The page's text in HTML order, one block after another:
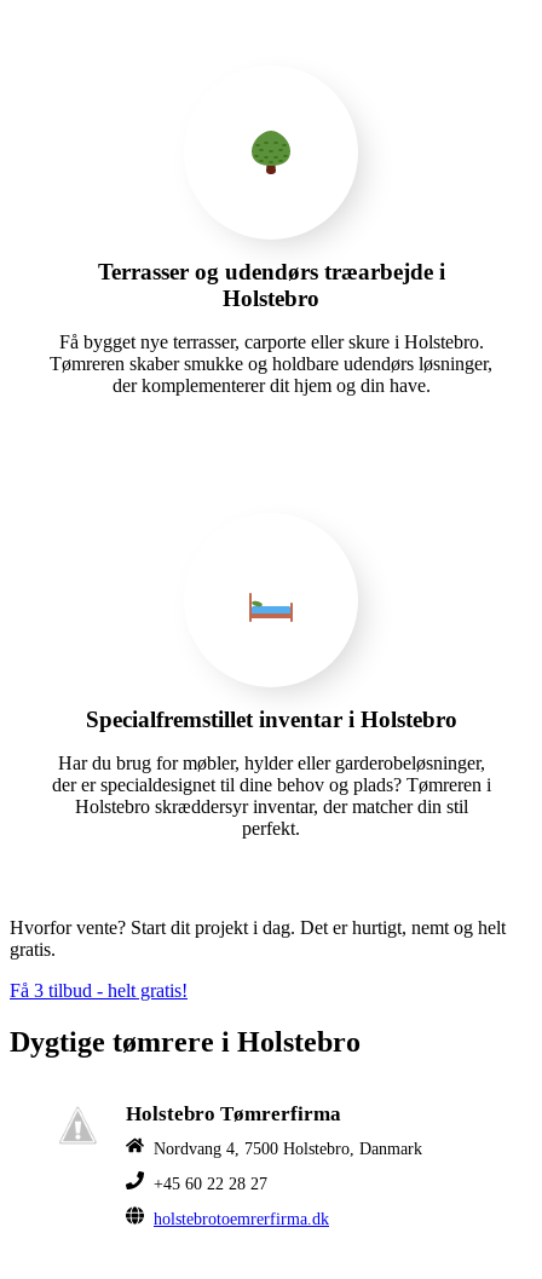
Terrasser og udendørs træarbejde i
Holstebro
Få bygget nye terrasser, carporte eller skure i Holstebro.
Tømreren skaber smukke og holdbare udendørs løsninger,
der komplementerer dit hjem og din have.
Specialfremstillet inventar i Holstebro
Har du brug for møbler, hylder eller garderobeløsninger,
der er specialdesignet til dine behov og plads? Tømreren i
Holstebro skræddersyr inventar, der matcher din stil
perfekt.
Hvorfor vente? Start dit projekt i dag. Det er hurtigt, nemt og helt
gratis.
Få 3 tilbud - helt gratis!
Dygtige tømrere i Holstebro
Holstebro Tømrerfirma
Nordvang 4, 7500 Holstebro, Danmark
+45 60 22 28 27
holstebrotoemrerfirma.dk